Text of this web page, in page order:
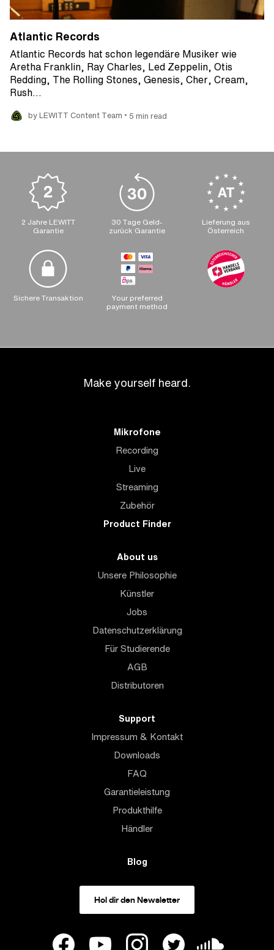
Atlantic Records
Atlantic Records hat schon legendäre Musiker wie
Aretha Franklin, Ray Charles, Led Zeppelin, Otis
Redding, The Rolling Stones, Genesis, Cher, Cream,
Rush…
by LEWITT Content Team • 5 min read
2 Jahre LEWITT
Garantie
30 Tage Geld-
zurück Garantie
Lieferung aus
Österreich
Sichere Transaktion
Your preferred
payment method
Make yourself heard.
Mikrofone
Recording
Live
Streaming
Zubehör
Product Finder
About us
Unsere Philosophie
Künstler
Jobs
Datenschutzerklärung
Für Studierende
AGB
Distributoren
Support
Impressum & Kontakt
Downloads
FAQ
Garantieleistung
Produkthilfe
Händler
Blog
Hol dir den Newsletter